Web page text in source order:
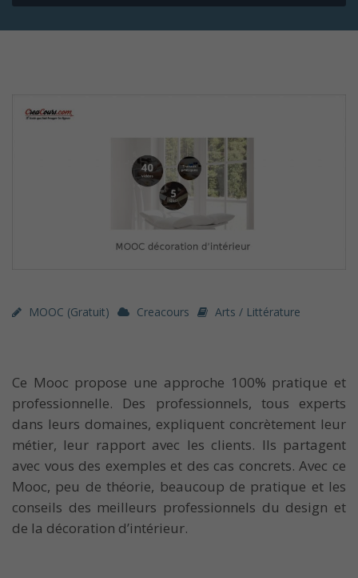
MOOC (gratuit) Creacours Arts / Littérature
Ce Mooc propose une approche 100% pratique et
professionnelle. Des professionnels, tous experts
dans leurs domaines, expliquent concrètement leur
métier, leur rapport avec les clients. Ils partagent
avec vous des exemples et des cas concrets. Avec ce
Mooc, peu de théorie, beaucoup de pratique et les
conseils des meilleurs professionnels du design et
de la décoration d’intérieur.